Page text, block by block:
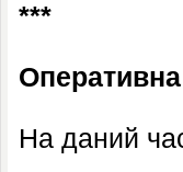
***
На даний